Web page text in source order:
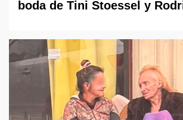
boda de Tini Stoessel y